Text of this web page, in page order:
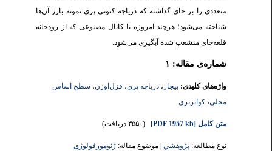
متعددی را بر جای گذاشته که دریاچه کنونی پری نمونه بارز آن‌ها
شناخته می‌شود؛ هرچند امروزه با کانال مصنوعی که از رودخانه
قلعه‌چای منشعب شده آبگیری می‌شود.
شماره‌ی مقاله: ۱
واژه‌های کلیدی:بیجار،دریاچه پری،قزل‌اوزن،سطح اساس
محلی، کواترنری
متن کامل[PDF 1957 kb] (۳۵۵۰ دریافت)
نوع مطالعه:پژوهشي| موضوع مقاله:ژئومورفولوژی